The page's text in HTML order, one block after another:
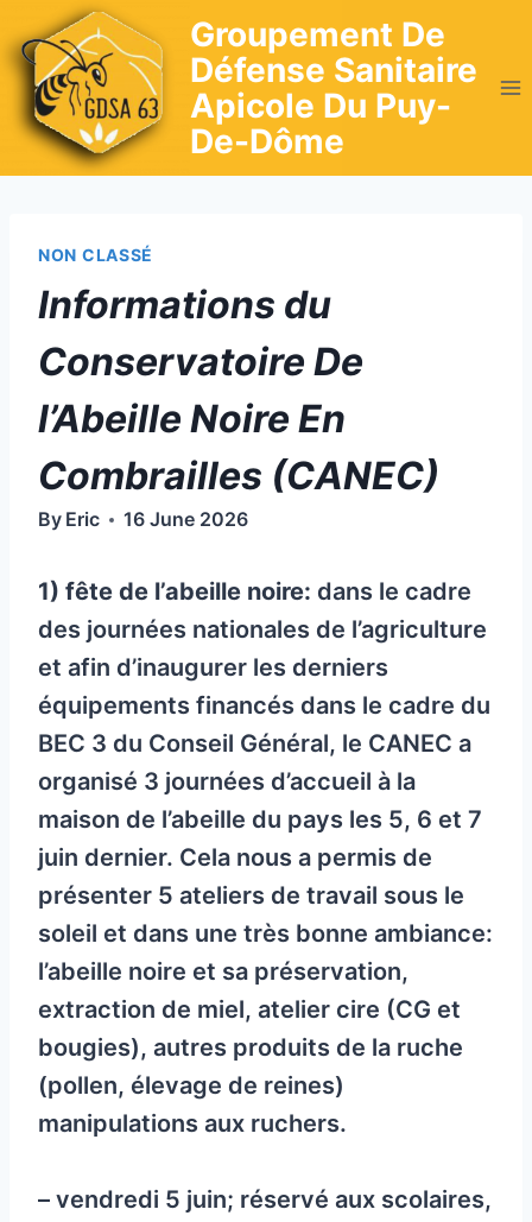
to
content
Groupement De
Défense Sanitaire
Apicole Du Puy-
De-Dôme
NON CLASSÉ
Informations du
Conservatoire De
l’Abeille Noire En
Combrailles (CANEC)
By Eric 16 June 2026
1) fête de l’abeille noire: dans le cadre
des journées nationales de l’agriculture
et afin d’inaugurer les derniers
équipements financés dans le cadre du
BEC 3 du Conseil Général, le CANEC a
organisé 3 journées d’accueil à la
maison de l’abeille du pays les 5, 6 et 7
juin dernier. Cela nous a permis de
présenter 5 ateliers de travail sous le
soleil et dans une très bonne ambiance:
l’abeille noire et sa préservation,
extraction de miel, atelier cire (CG et
bougies), autres produits de la ruche
(pollen, élevage de reines)
manipulations aux ruchers.
– vendredi 5 juin; réservé aux scolaires,